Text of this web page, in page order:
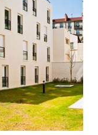
Colocation